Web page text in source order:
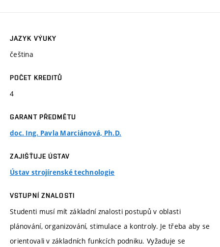
JAZYK VÝUKY
čeština
POČET KREDITŮ
4
GARANT PŘEDMĚTU
doc. Ing. Pavla Marciánová, Ph.D.
ZAJIŠŤUJE ÚSTAV
Ústav strojírenské technologie
VSTUPNÍ ZNALOSTI
Studenti musí mít základní znalosti postupů v oblasti
plánování, organizování, stimulace a kontroly. Je třeba aby se
orientovali v základních funkcích podniku. Vyžaduje se